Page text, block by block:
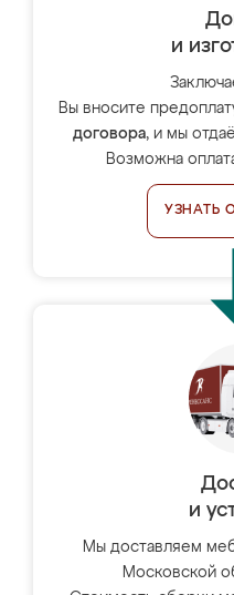
и
Вы вносите
договора, и мы
Возможна
УЗНАТЬ
и
Мы доставляем
Московской